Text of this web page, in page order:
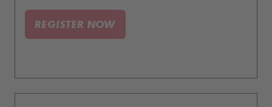
REGISTER NOW